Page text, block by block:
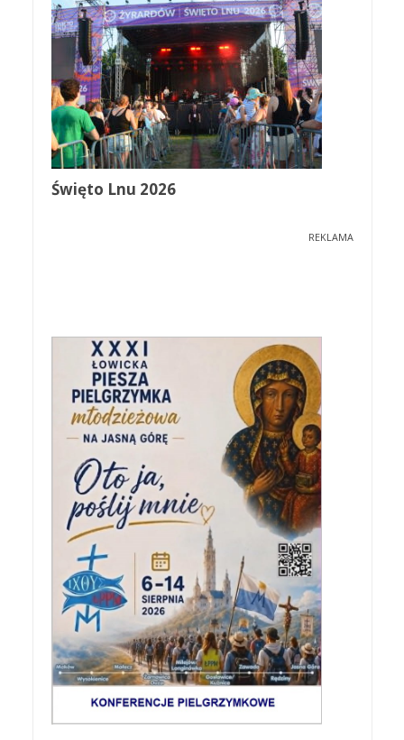
Święto Lnu 2026
REKLAMA